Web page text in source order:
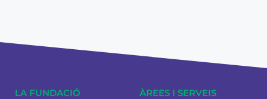
LA FUNDACIÓ ÀREES I SERVEIS